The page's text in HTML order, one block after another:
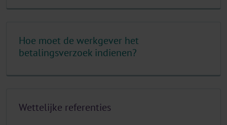
Hoe moet de werkgever het
betalingsverzoek indienen?
Wettelijke referenties